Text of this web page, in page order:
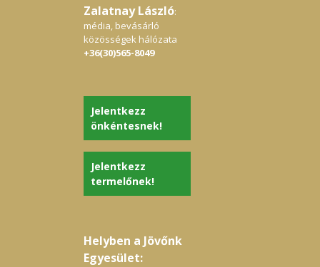
Zalatnay László:
média, bevásárló
közösségek hálózata
+36(30)565-8049
Jelentkezz
önkéntesnek!
Jelentkezz
termelőnek!
Helyben a Jövőnk
Egyesület: